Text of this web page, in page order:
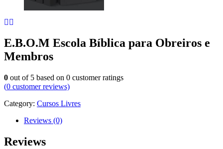
E.B.O.M Escola Bíblica para Obreiros e
Membros
0 out of 5 based on 0 customer ratings
(0 customer reviews)
Category: Cursos Livres
Reviews (0)
Reviews